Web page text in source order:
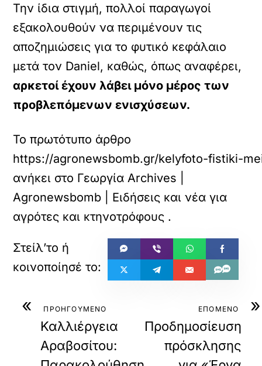
Την ίδια στιγμή, πολλοί παραγωγοί
εξακολουθούν να περιμένουν τις
αποζημιώσεις για το φυτικό κεφάλαιο
μετά τον Daniel, καθώς, όπως αναφέρει,
αρκετοί έχουν λάβει μόνο μέρος των
προβλεπόμενων ενισχύσεων.
Το πρωτότυπο άρθρο
https://agronewsbomb.gr/kelyfoto-fistiki-
ανήκει στο Γεωργία Archives |
Agronewsbomb | Ειδήσεις και νέα για
αγρότες και κτηνοτρόφους .
« ΠΡΟΗΓΟΥΜΕΝΟ
Καλλιέργεια
Αραβοσίτου:
»
ΕΠΟΜΕΝΟ
Προδημοσίευση
πρόσκλησης